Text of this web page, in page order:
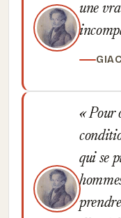
une
Pour
qui se